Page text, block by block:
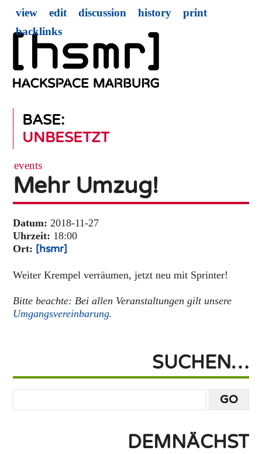
BASE:
UNBESETZT
view edit discussion history
print
backlinks
events
Mehr Umzug!
Datum: 2018-11-27
Uhrzeit: 18:00
Ort: [hsmr]
Weiter Krempel verräumen, jetzt neu mit Sprinter!
Bitte beachte: Bei allen Veranstaltungen gilt unsere
Umgangsvereinbarung.
SUCHEN…
DEMNÄCHST